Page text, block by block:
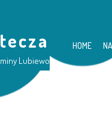
Lubiewo
HOME